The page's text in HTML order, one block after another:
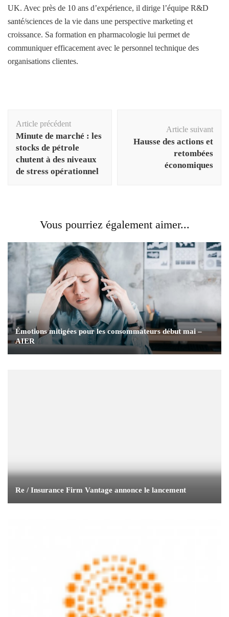
UK. Avec près de 10 ans d’expérience, il dirige l’équipe R&D
santé/sciences de la vie dans une perspective marketing et
croissance. Sa formation en pharmacologie lui permet de
communiquer efficacement avec le personnel technique des
organisations clientes.
d'article
Article précédent
Minute de marché : les
stocks de pétrole
chutent à des niveaux
de stress opérationnel
Article suivant
Hausse des actions et
retombées
économiques
Vous pourriez également aimer...
Émotions mitigées pour les consommateurs début mai –
AIER
Re / Insurance Firm Vantage annonce le lancement